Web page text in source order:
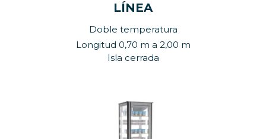
LÍNEA
Doble temperatura
Longitud 0,70 m a 2,00 m
Isla cerrada